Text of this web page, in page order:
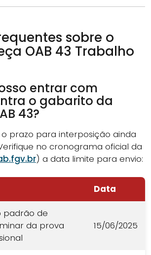
sobre o
OAB 43 Trabalho
entrar com
o gabarito da
43?
o prazo para interposição ainda
no cronograma oficial da
) a data limite para envio:
Data
padrão de
da prova
15/06/2025